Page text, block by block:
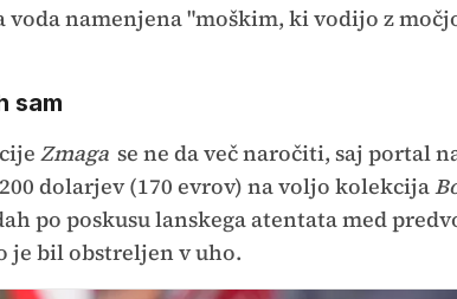
namenjena "moškim, ki vodijo z
sam
Zmaga se ne da več naročiti, saj portal
dolarjev (170 evrov) na voljo kolekcija
po poskusu lanskega atentata med
je bil obstreljen v uho.